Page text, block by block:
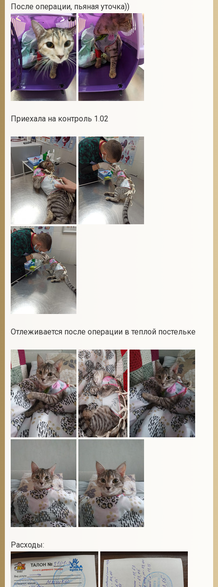
После операции, пьяная уточка))
Приехала на контроль 1.02
Отлеживается после операции в теплой постельке
Расходы: